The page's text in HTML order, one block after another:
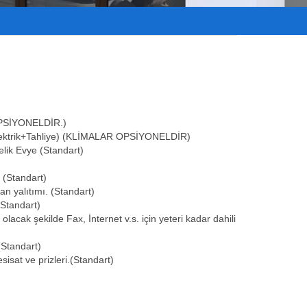
(KLİMALAR OPSİYONELDİR)
Evye (Standart)
(Standart)
yalıtımı. (Standart)
olacak şekilde Fax, İnternet v.s. için yeteri kadar dahili
ve prizleri.(Standart)